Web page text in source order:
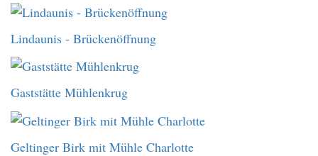
Lindaunis - Brückenöffnung
Gaststätte Mühlenkrug
Geltinger Birk mit Mühle Charlotte